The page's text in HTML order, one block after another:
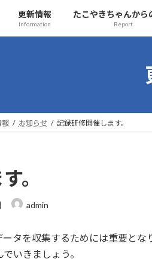
更新情報
Information
たこやきちゃんから
Report
報 お知らせ 記録研修開催します。
。
admin
タを収集するためには重要とな
いきましょう。